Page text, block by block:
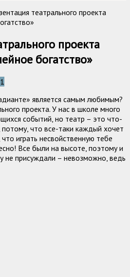
театрального проекта
проекта
богатство»
является самым любимым?
проекта. У нас в школе много
событий, но театр – это что-
что все-таки каждый хочет
играть несвойственную тебе
Все были на высоте, поэтому и
не присуждали – невозможно, ведь